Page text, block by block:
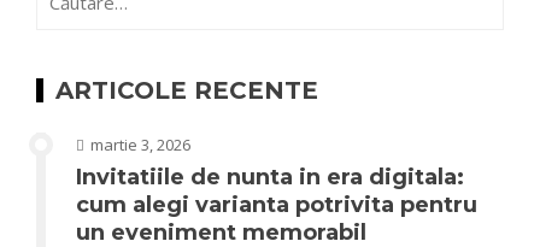
după:
ARTICOLE RECENTE
martie 3, 2026
Invitatiile de nunta in era digitala:
cum alegi varianta potrivita pentru
un eveniment memorabil